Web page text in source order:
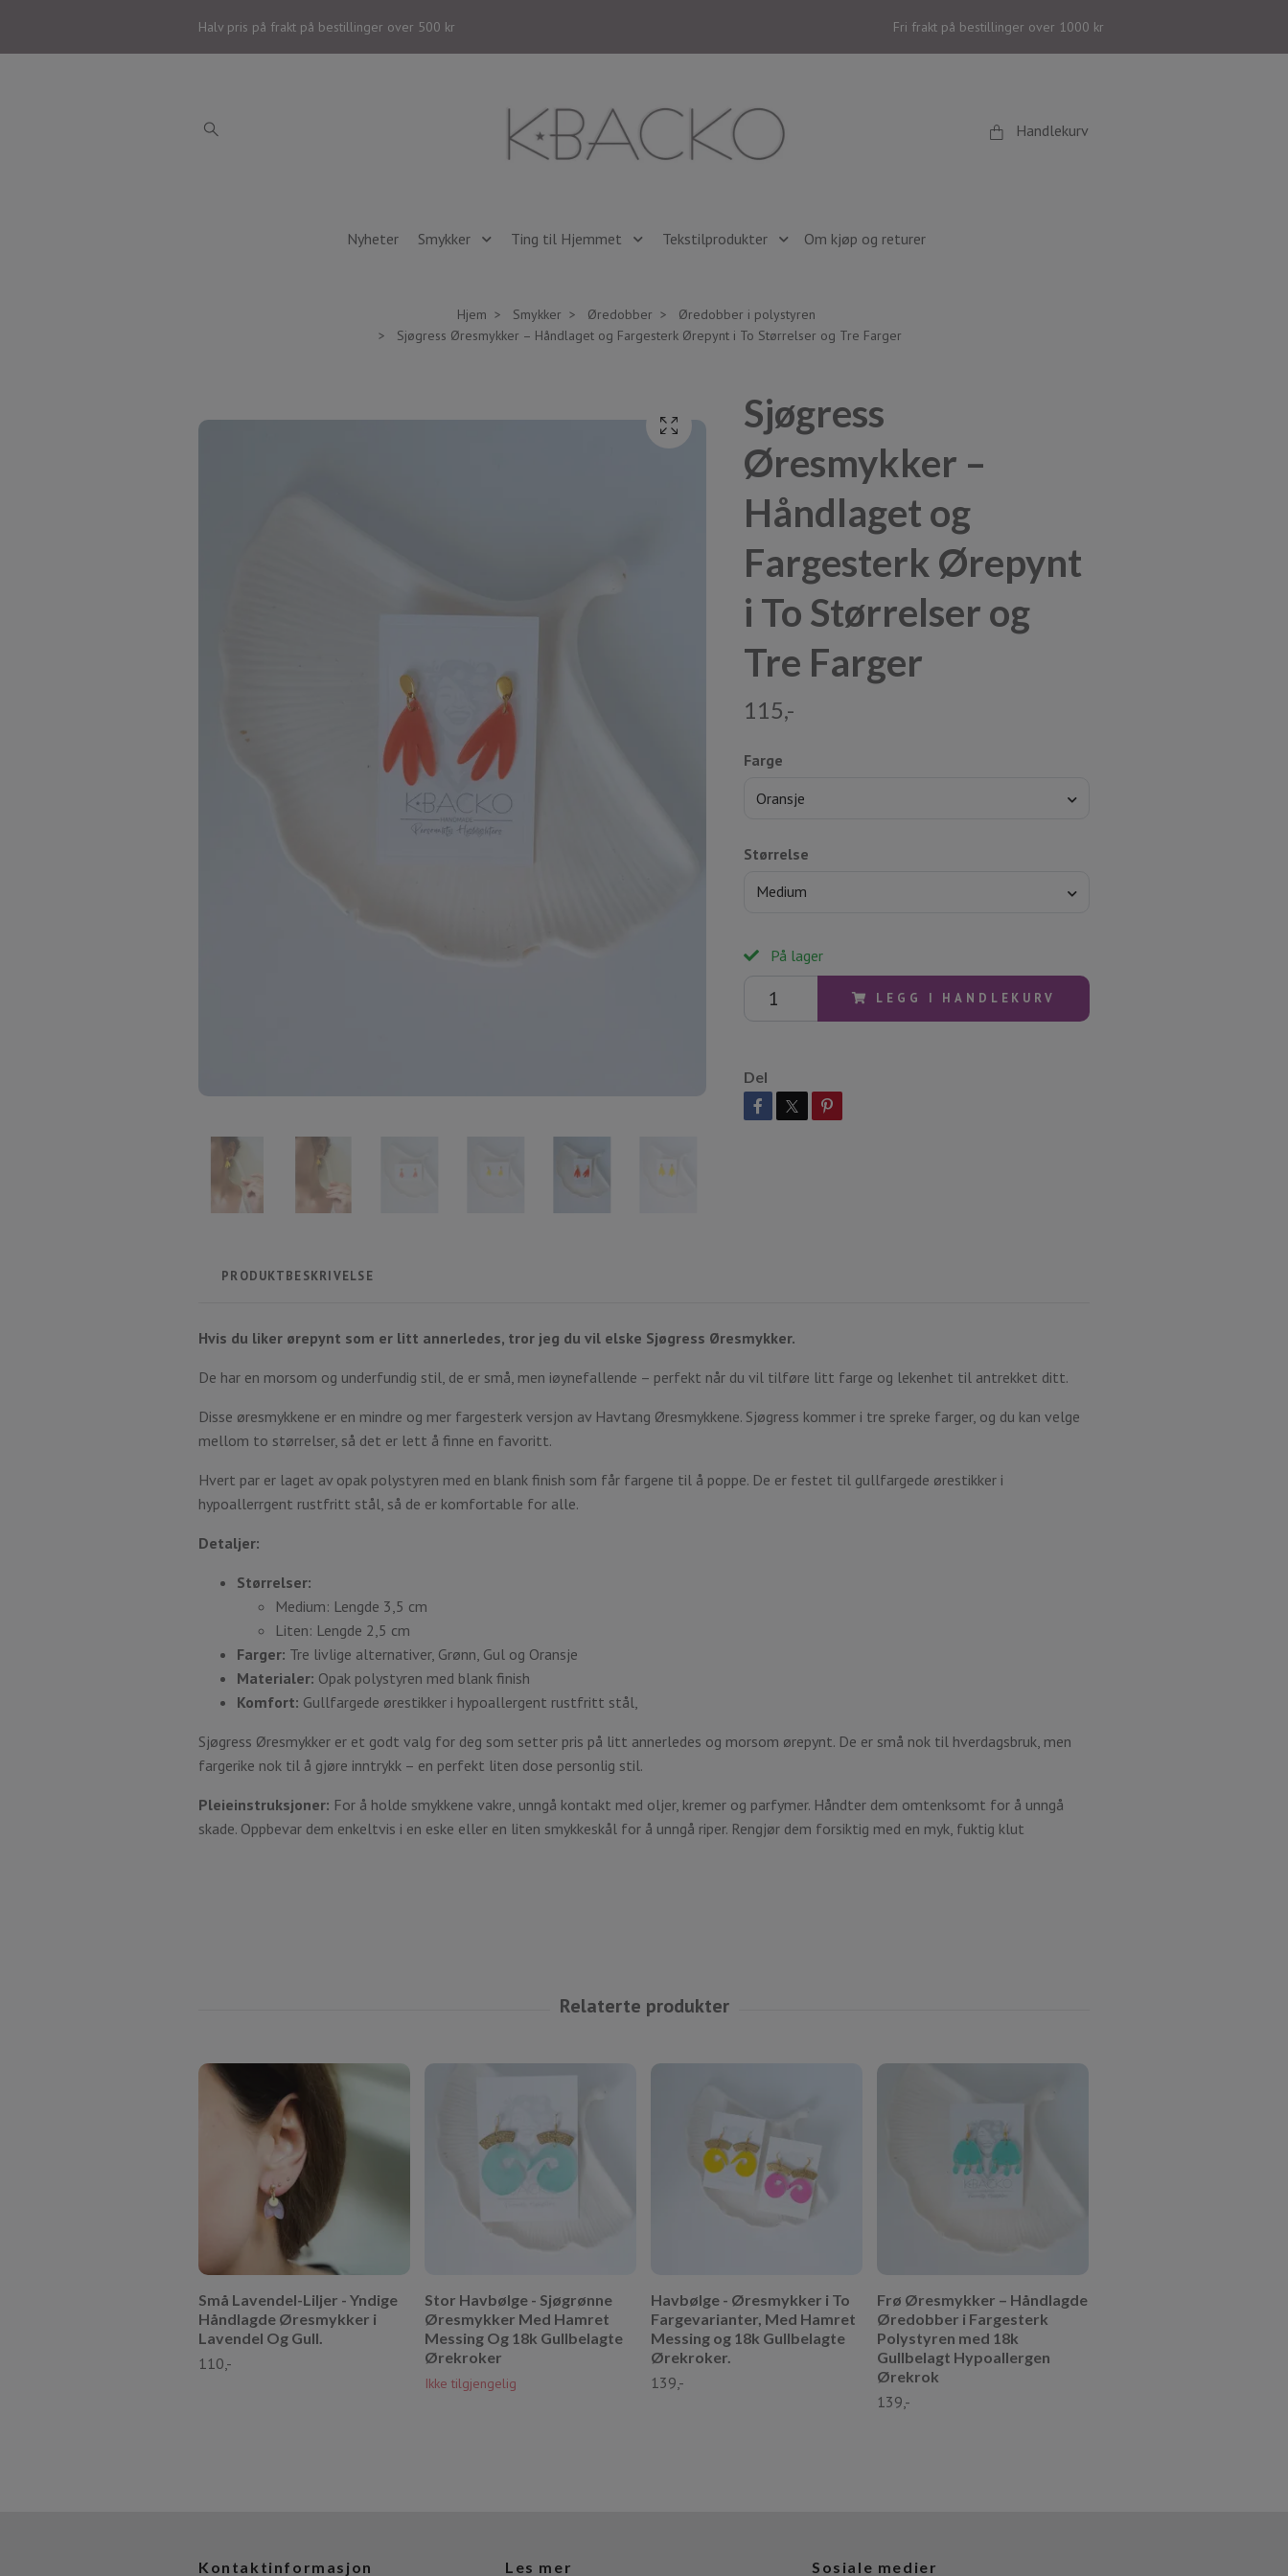
Halv pris på frakt på bestillinger over 500 kr Fri frakt på bestillinger over 1000 kr
Handlekurv
Nyheter Smykker Ting til Hjemmet Tekstilprodukter Om kjøp og returer
Hjem Smykker Øredobber
Øredobber i polystyren
Sjøgress Øresmykker – Håndlaget og Fargesterk Ørepynt i To Størrelser og Tre Farger
Sjøgress
Øresmykker –
Håndlaget og
Fargesterk Ørepynt
i To Størrelser og
Tre Farger
115,-
Farge
Oransje
Størrelse
Medium
På lager
LEGG I HANDLEKURV
Del
PRODUKTBESKRIVELSE
Hvis du liker ørepynt som er litt annerledes, tror jeg du vil elske Sjøgress Øresmykker.
De har en morsom og underfundig stil, de er små, men iøynefallende – perfekt når du vil tilføre litt farge og lekenhet til antrekket ditt.
Disse øresmykkene er en mindre og mer fargesterk versjon av Havtang Øresmykkene. Sjøgress kommer i tre spreke farger, og du kan velge
mellom to størrelser, så det er lett å finne en favoritt.
Hvert par er laget av opak polystyren med en blank finish som får fargene til å poppe. De er festet til gullfargede ørestikker i
hypoallerrgent rustfritt stål, så de er komfortable for alle.
Detaljer:
Størrelser:
Medium: Lengde 3,5 cm
Liten: Lengde 2,5 cm
Farger: Tre livlige alternativer, Grønn, Gul og Oransje
Materialer: Opak polystyren med blank finish
Komfort: Gullfargede ørestikker i hypoallergent rustfritt stål,
Sjøgress Øresmykker er et godt valg for deg som setter pris på litt annerledes og morsom ørepynt. De er små nok til hverdagsbruk, men
fargerike nok til å gjøre inntrykk – en perfekt liten dose personlig stil.
Pleieinstruksjoner: For å holde smykkene vakre, unngå kontakt med oljer, kremer og parfymer. Håndter dem omtenksomt for å unngå
skade. Oppbevar dem enkeltvis i en eske eller en liten smykkeskål for å unngå riper. Rengjør dem forsiktig med en myk, fuktig klut
Små Lavendel-Liljer - Yndige
Håndlagde Øresmykker i
Lavendel Og Gull.
110,-
Stor Havbølge - Sjøgrønne
Øresmykker Med Hamret
Messing Og 18k Gullbelagte
Ørekroker
Ikke tilgjengelig
Havbølge - Øresmykker i To
Fargevarianter, Med Hamret
Messing og 18k Gullbelagte
Ørekroker.
139,-
Frø Øresmykker – Håndlagde
Øredobber i Fargesterk
Polystyren med 18k
Gullbelagt Hypoallergen
Ørekrok
139,-
Kontaktinformasjon Les mer Sosiale medier